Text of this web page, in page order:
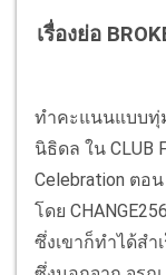
เรื่องย่อ
ทำคะแนนแบบทุ่
นิธิดล ใน CLUB
Celebration ตอน
โดย
ซึ่งเขาก็ทำได้สำ